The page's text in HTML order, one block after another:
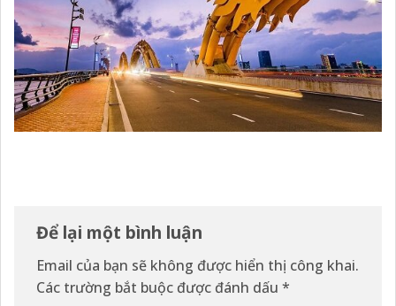
Để lại một bình luận
Email của bạn sẽ không được hiển thị công khai.
Các trường bắt buộc được đánh dấu *